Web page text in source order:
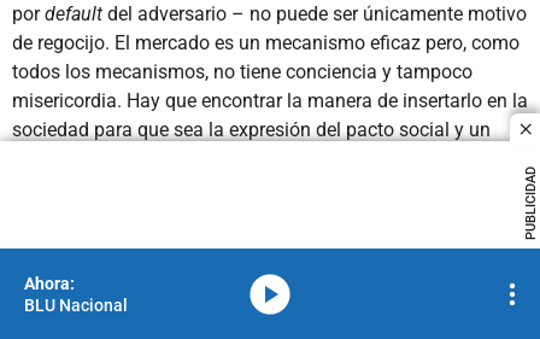
PUBLICIDAD
pordefault del adversario – no puede ser únicamente motivo
de regocijo. El mercado es un mecanismo eficaz pero, como
todos los mecanismos, no tiene conciencia y tampoco
misericordia. Hay que encontrar la manera de insertarlo en la
sociedad para que sea la expresión del pacto social y un
de la miseria universal. El tema del mercado tiene una
relación muy estrecha con el deterioro del medio ambiente.
La contaminación no sólo infesta al aire, a los ríos y a los
BLU Nacional